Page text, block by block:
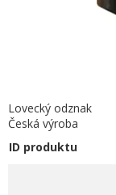
Lovecký odznak
Česká výroba
ID produktu